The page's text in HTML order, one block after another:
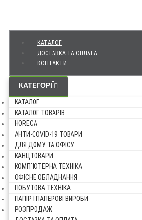
КАТАЛОГ
ДОСТАВКА ТА ОПЛАТА
КОНТАКТИ
КАТЕГОРІЇ
КАТАЛОГ
КАТАЛОГ ТОВАРІВ
HORECA
АНТИ-COVID-19 ТОВАРИ
ДЛЯ ДОМУ ТА ОФІСУ
КАНЦТОВАРИ
КОМП`ЮТЕРНА ТЕХНІКА
ОФІСНЕ ОБЛАДНАННЯ
ПОБУТОВА ТЕХНІКА
ПАПІР І ПАПЕРОВІ ВИРОБИ
РОЗПРОДАЖ